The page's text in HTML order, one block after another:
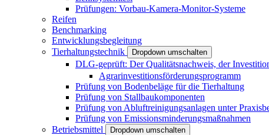
Prüfungen: Vorbau-Kamera-Monitor-Systeme
Reifen
Benchmarking
Entwicklungsbegleitung
Tierhaltungstechnik
Dropdown umschalten
DLG-geprüft: Der Qualitätsnachweis, der
Agrarinvestitionsförderungsprogramm
Prüfung von Bodenbeläge für die Tierhaltung
Prüfung von Stallbaukomponenten
Prüfung von Abluftreinigungsanlagen unter
Prüfung von Emissionsminderungsmaßnahmen
Betriebsmittel
Dropdown umschalten